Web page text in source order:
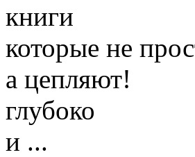
книги
которые не
а цепляют!
глубоко
и ...